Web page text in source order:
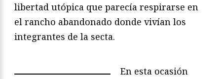
libertad utópica que parecía respirarse en
el rancho abandonado donde vivían los
integrantes de la secta.
En esta ocasión